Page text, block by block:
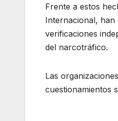
Frente a estos
Internacional, han
verificaciones
del narcotráfico.
Las
cuestionamientos